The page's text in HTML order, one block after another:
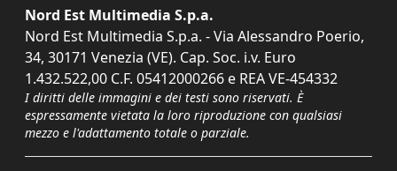
Nord Est Multimedia S.p.a.
Nord Est Multimedia S.p.a. - Via Alessandro Poerio,
34, 30171 Venezia (VE). Cap. Soc. i.v. Euro
1.432.522,00 C.F. 05412000266 e REA VE-454332
I diritti delle immagini e dei testi sono riservati. È
espressamente vietata la loro riproduzione con qualsiasi
mezzo e l'adattamento totale o parziale.